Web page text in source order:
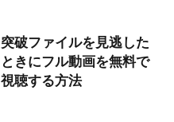
突破ファイルを見逃した
ときにフル動画を無料で
視聴する方法